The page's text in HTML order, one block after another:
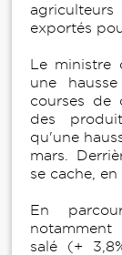
agriculteurs
exportés
Le ministre
une
courses de
des
qu'une
mars.
se cache,
En
salé (+